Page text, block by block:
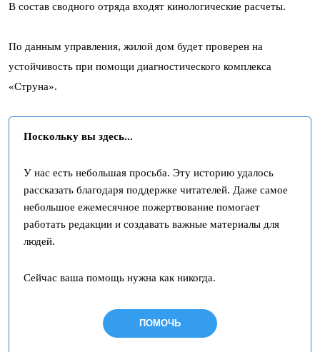
В состав сводного отряда входят кинологические расчеты.
По данным управления, жилой дом будет проверен на
устойчивость при помощи диагностического комплекса
«Струна».
Поскольку вы здесь...
У нас есть небольшая просьба. Эту историю удалось
рассказать благодаря поддержке читателей. Даже самое
небольшое ежемесячное пожертвование помогает
работать редакции и создавать важные материалы для
людей.
Сейчас ваша помощь нужна как никогда.
ПОМОЧЬ